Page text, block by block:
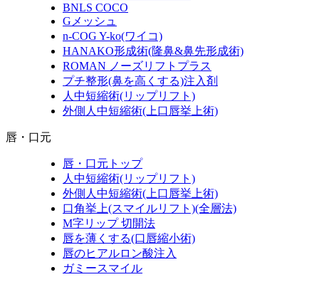
BNLS COCO
Gメッシュ
n-COG Y-ko(ワイコ)
HANAKO形成術(隆鼻&鼻先形成術)
ROMAN ノーズリフトプラス
プチ整形(鼻を高くする)注入剤
人中短縮術(リップリフト)
外側人中短縮術(上口唇挙上術)
唇・口元
唇・口元トップ
人中短縮術(リップリフト)
外側人中短縮術(上口唇挙上術)
口角挙上(スマイルリフト)(全層法)
M字リップ 切開法
唇を薄くする(口唇縮小術)
唇のヒアルロン酸注入
ガミースマイル